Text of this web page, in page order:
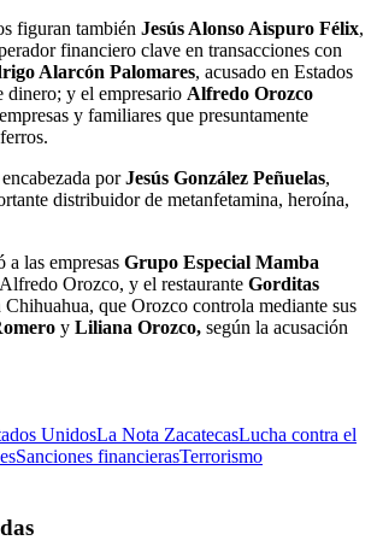
figuran también Jesús Alonso Aispuro Félix,
financiero clave en transacciones con
Alarcón Palomares, acusado en Estados
dinero; y el empresario Alfredo Orozco
y familiares que presuntamente
por Jesús González Peñuelas,
distribuidor de metanfetamina, heroína,
a las empresas Grupo Especial Mamba
Orozco, y el restaurante Gorditas
Chihuahua, que Orozco controla mediante sus
y Liliana Orozco, según la acusación
UnidosLa Nota ZacatecasLucha contra el
Sanciones financierasTerrorismo